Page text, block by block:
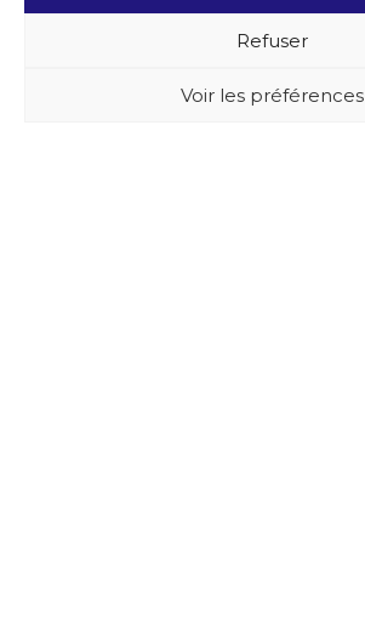
Refuser
Voir les préférences